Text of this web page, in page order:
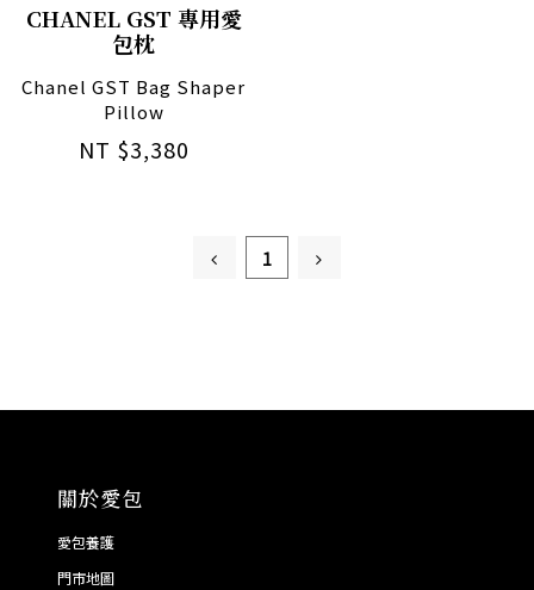
CHANEL GST 專用愛
包枕
Chanel GST Bag Shaper
Pillow
NT $3,380
1
關於愛包
愛包養護
門市地圖